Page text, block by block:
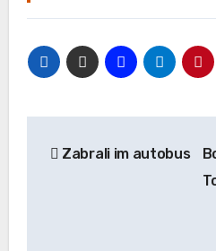
Zabrali im autobus